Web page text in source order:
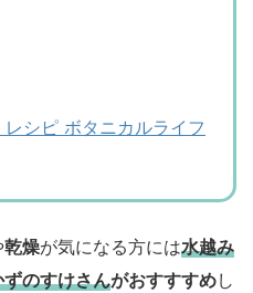
シピ ボタニカルライフ
乾燥が気になる方には水越み
ずのすけさんがおすすすめし